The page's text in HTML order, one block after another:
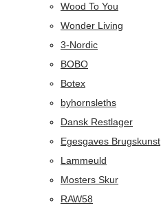
Wood To You
Wonder Living
3-Nordic
BOBO
Botex
byhornsleths
Dansk Restlager
Egesgaves Brugskunst
Lammeuld
Mosters Skur
RAW58